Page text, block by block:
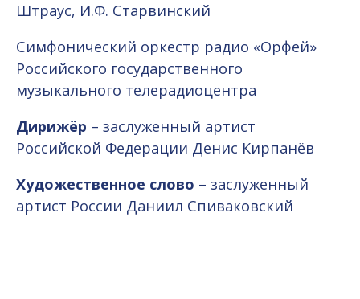
Штраус, И.Ф. Старвинский
Симфонический оркестр радио «Орфей»
Российского государственного
музыкального телерадиоцентра
Дирижёр – заслуженный артист
Российской Федерации Денис Кирпанёв
Художественное слово – заслуженный
артист России Даниил Спиваковский